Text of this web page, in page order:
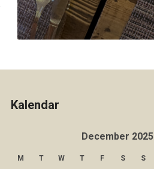
Kalendar
December 2025
M T W T F S S